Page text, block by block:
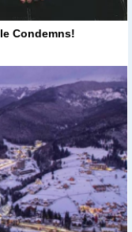
Condemns!